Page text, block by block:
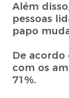
Além
pessoas
papo
De acordo
com os
71%.